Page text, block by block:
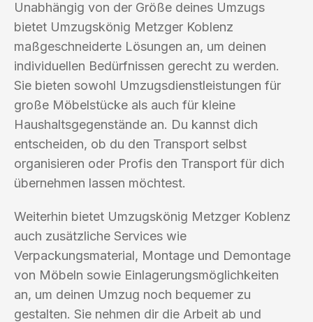
Unabhängig von der Größe deines Umzugs
bietet Umzugskönig Metzger Koblenz
maßgeschneiderte Lösungen an, um deinen
individuellen Bedürfnissen gerecht zu werden.
Sie bieten sowohl Umzugsdienstleistungen für
große Möbelstücke als auch für kleine
Haushaltsgegenstände an. Du kannst dich
entscheiden, ob du den Transport selbst
organisieren oder Profis den Transport für dich
übernehmen lassen möchtest.
Weiterhin bietet Umzugskönig Metzger Koblenz
auch zusätzliche Services wie
Verpackungsmaterial, Montage und Demontage
von Möbeln sowie Einlagerungsmöglichkeiten
an, um deinen Umzug noch bequemer zu
gestalten. Sie nehmen dir die Arbeit ab und